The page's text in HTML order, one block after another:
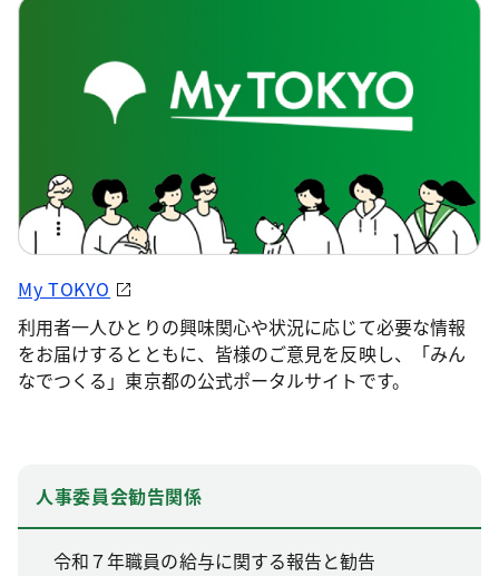
My TOKYO
利用者一人ひとりの興味関心や状況に応じて必要な情報
をお届けするとともに、皆様のご意見を反映し、「みん
なでつくる」東京都の公式ポータルサイトです。
人事委員会勧告関係
令和７年職員の給与に関する報告と勧告